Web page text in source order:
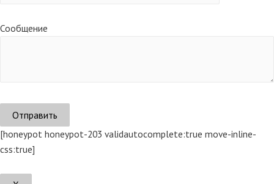
Сообщение
[honeypot honeypot-203 validautocomplete:true move-inline-
css:true]